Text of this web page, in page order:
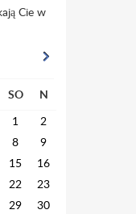
Cie w
SO
N
1
2
8
9
15
16
22
23
29
30